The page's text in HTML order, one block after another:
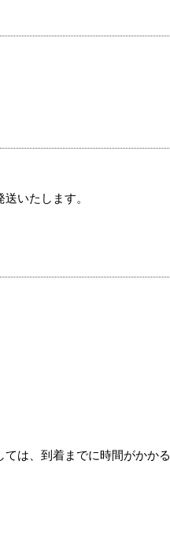
いたします。
は、到着までに時間がかかる